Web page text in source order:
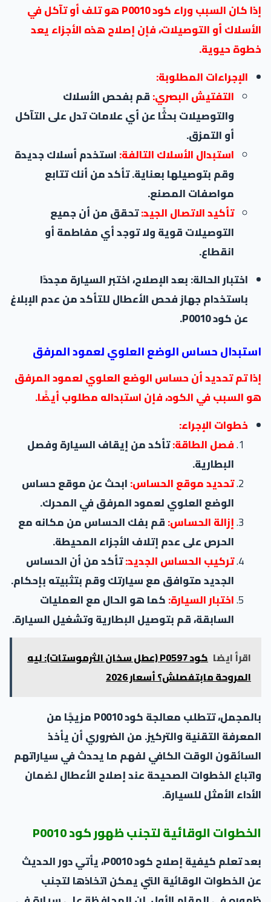
إذا كان السبب وراء كود P0010 هو تلف أو تآكل في
الأسلاك أو التوصيلات، فإن إصلاح هذه الأجزاء يعد
خطوة حيوية.
الإجراءات المطلوبة:
التفتيش البصري:قم بفحص الأسلاك
والتوصيلات بحثًا عن أي علامات تدل على التآكل
أو التمزق.
استبدال الأسلاك التالفة:استخدم أسلاك جديدة
وقم بتوصيلها بعناية. تأكد من أنك تتابع
مواصفات المصنع.
تأكيد الاتصال الجيد:تحقق من أن جميع
التوصيلات قوية ولا توجد أي مفاطمة أو
انقطاع.
اختبار الحالة: بعد الإصلاح، اختبر السيارة مجددًا
باستخدام جهاز فحص الأعطال للتأكد من عدم الإبلاغ
عن كود P0010.
استبدال حساس الوضع العلوي لعمود المرفق
إذا تم تحديد أن حساس الوضع العلوي لعمود المرفق
هو السبب في الكود، فإن استبداله مطلوب أيضًا.
خطوات الإجراء:
فصل الطاقة:تأكد من إيقاف السيارة وفصل
البطارية.
تحديد موقع الحساس:ابحث عن موقع حساس
الوضع العلوي لعمود المرفق في المحرك.
إزالة الحساس:قم بفك الحساس من مكانه مع
الحرص على عدم إتلاف الأجزاء المحيطة.
تركيب الحساس الجديد:تأكد من أن الحساس
الجديد متوافق مع سيارتك وقم بتثبيته بإحكام.
اختبار السيارة:كما هو الحال مع العمليات
السابقة، قم بتوصيل البطارية وتشغيل السيارة.
اقرأ ايضا
كود P0597 (عطل سخان الثرموستات): ليه
المروحة مابتفصلش؟ أسعار 2026
بالمجمل، تتطلب معالجة كود P0010 مزيجًا من
المعرفة التقنية والتركيز. من الضروري أن يأخذ
السائقون الوقت الكافي لفهم ما يحدث في سياراتهم
واتباع الخطوات الصحيحة عند إصلاح الأعطال لضمان
الأداء الأمثل للسيارة.
الخطوات الوقائية لتجنب ظهور كود P0010
بعد تعلم كيفية إصلاح كود P0010، يأتي دور الحديث
عن الخطوات الوقائية التي يمكن اتخاذها لتجنب